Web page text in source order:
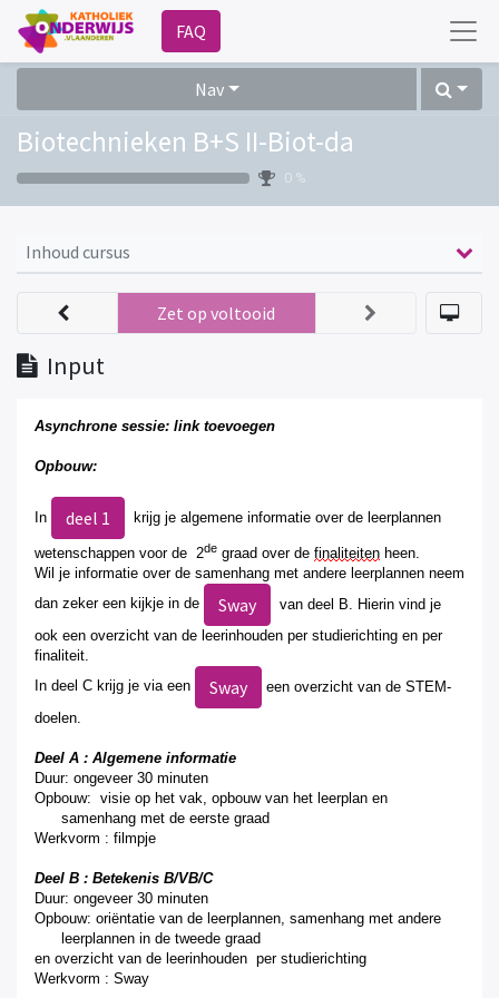
FAQ
Nav
Biotechnieken B+S II-Biot-da
0 %
Inhoud cursus
Input
Zet op voltooid
Asynchrone sessie: link toevoegen
Opbouw:
In deel 1 krijg je algemene informatie over de leerplannen
wetenschappen voor de 2de graad over de finaliteiten heen.
Wil je informatie over de samenhang met andere leerplannen neem
dan zeker een kijkje in de
Sway
van deel B. Hierin vind je
ook een overzicht van de leerinhouden per studierichting en per
finaliteit.
In deel C krijg je via een
Sway
een overzicht van de STEM-
doelen.
Deel A : Algemene informatie
Duur: ongeveer 30 minuten
Opbouw: visie op het vak , opbouw van het leerplan en
samenhang met de eerste graad
Werkvorm : filmpje
Deel B : Betekenis B/VB/C
Duur: ongeveer 30 minuten
Opbouw: oriëntatie van de leerplannen , samenhang met andere
leerplannen in de tweede graad
en overzicht van de leerinhouden per studierichting
Werkvorm : Sway